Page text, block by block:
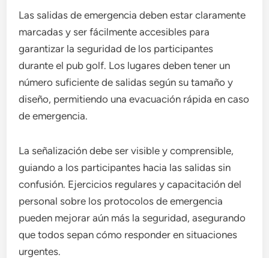
Las salidas de emergencia deben estar claramente
marcadas y ser fácilmente accesibles para
garantizar la seguridad de los participantes
durante el pub golf. Los lugares deben tener un
número suficiente de salidas según su tamaño y
diseño, permitiendo una evacuación rápida en caso
de emergencia.
La señalización debe ser visible y comprensible,
guiando a los participantes hacia las salidas sin
confusión. Ejercicios regulares y capacitación del
personal sobre los protocolos de emergencia
pueden mejorar aún más la seguridad, asegurando
que todos sepan cómo responder en situaciones
urgentes.